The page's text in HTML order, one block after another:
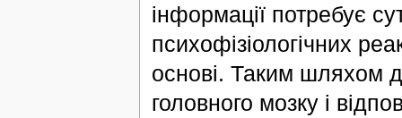
інформації потребує
психофізіологічних
основі. Таким шляхом
головного мозку і